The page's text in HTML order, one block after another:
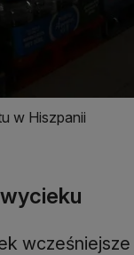
w Hiszpanii